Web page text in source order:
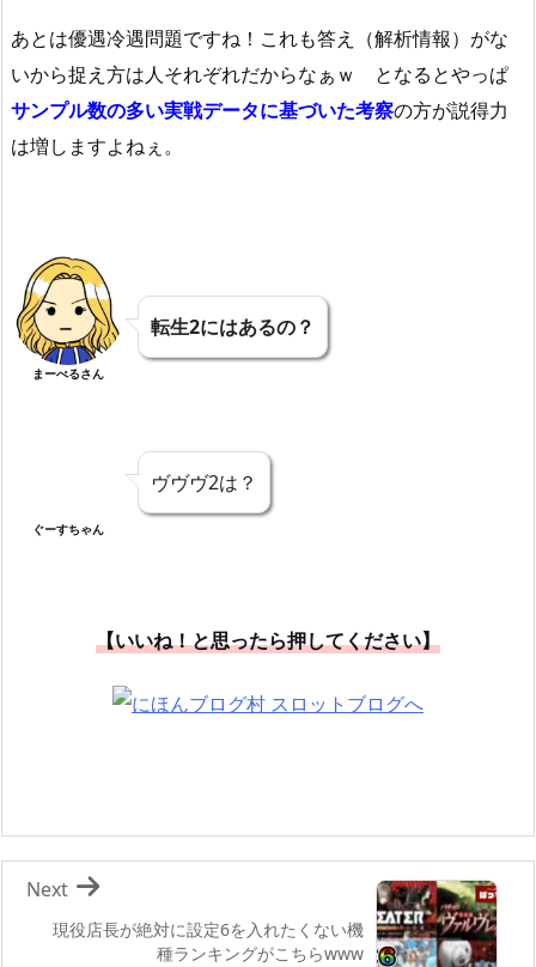
あとは優遇冷遇問題ですね！これも答え（解析情報）がな
いから捉え方は人それぞれだからなぁｗ となるとやっぱ
サンプル数の多い実戦データに基づいた考察の方が説得力
は増しますよねぇ。
まーべるさん
転生2にはあるの？
ぐーすちゃん
ヴヴヴ2は？
【いいね！と思ったら押してください】
現役店長が絶対に設定6を入れたくない機
種ランキングがこちらwww
Next